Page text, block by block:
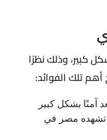
كبير، وذلك نظرًا
تلك الفوائد:
آمنًا بشكل كبير
تشهده مصر في